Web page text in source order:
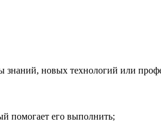
знаний, новых технологий или
помогает его выполнить;